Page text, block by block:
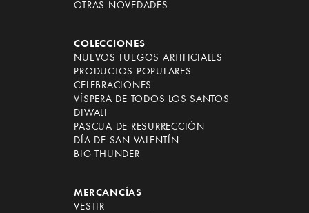
OTRAS NOVEDADES
COLECCIONES
NUEVOS FUEGOS ARTIFICIALES
PRODUCTOS POPULARES
CELEBRACIONES
VÍSPERA DE TODOS LOS SANTOS
DIWALI
PASCUA DE RESURRECCIÓN
DÍA DE SAN VALENTÍN
BIG THUNDER
MERCANCÍAS
VESTIR